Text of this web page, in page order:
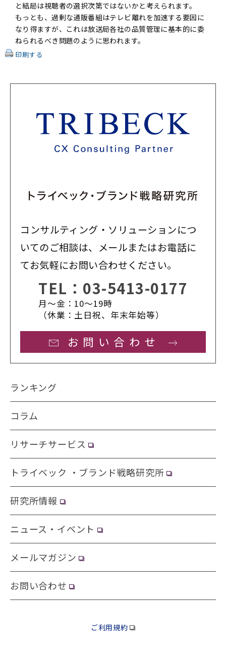
と結局は視聴者の選択次第ではないかと考えられます。
もっとも、過剰な通販番組はテレビ離れを加速する要因に
なり得ますが、これは放送局各社の品質管理に基本的に委
ねられるべき問題のように思われます。
印刷する
コンサルティング・ソリューションにつ
いてのご相談は、メールまたはお電話に
てお気軽にお問い合わせください。
TEL： 03-5413-0177
月〜金：10〜19時
（休業：土日祝、年末年始等）
お問い合わせ
ランキング
コラム
リサーチサービス
トライベック ・ブランド戦略研究所
研究所情報
ニュース・イベント
メールマガジン
お問い合わせ
ご利用規約